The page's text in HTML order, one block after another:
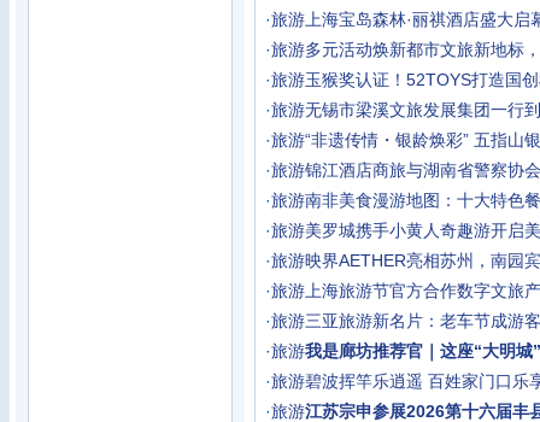
·旅游上海宝岛森林·丽祺酒店盛大启
·旅游多元活动焕新都市文旅新地标
·旅游玉猴奖认证！52TOYS打造国
·旅游无锡市梁溪文旅发展集团一行
·旅游“非遗传情・银龄焕彩” 五指山
·旅游锦江酒店商旅与湖南省警察协
·旅游南非美食漫游地图：十大特色
·旅游美罗城携手小黄人奇趣游开启
·旅游映界AETHER亮相苏州，南园
·旅游上海旅游节官方合作数字文旅
·旅游三亚旅游新名片：老车节成游
·旅游我是廊坊推荐官｜这座“大明城
·旅游碧波挥竿乐逍遥 百姓家门口乐
·旅游江苏宗申参展2026第十六届丰